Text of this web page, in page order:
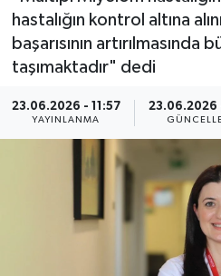
hastalığın kontrol altına
başarısının artırılmasında
taşımaktadır" dedi
23.06.2026 - 11:57
YAYINLANMA
23.06.2026
SİYASET
DÜNYA
EĞİTİM
TURİZM
Haber Arşivi